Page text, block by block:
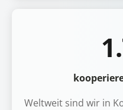
Weltweit sind wir in